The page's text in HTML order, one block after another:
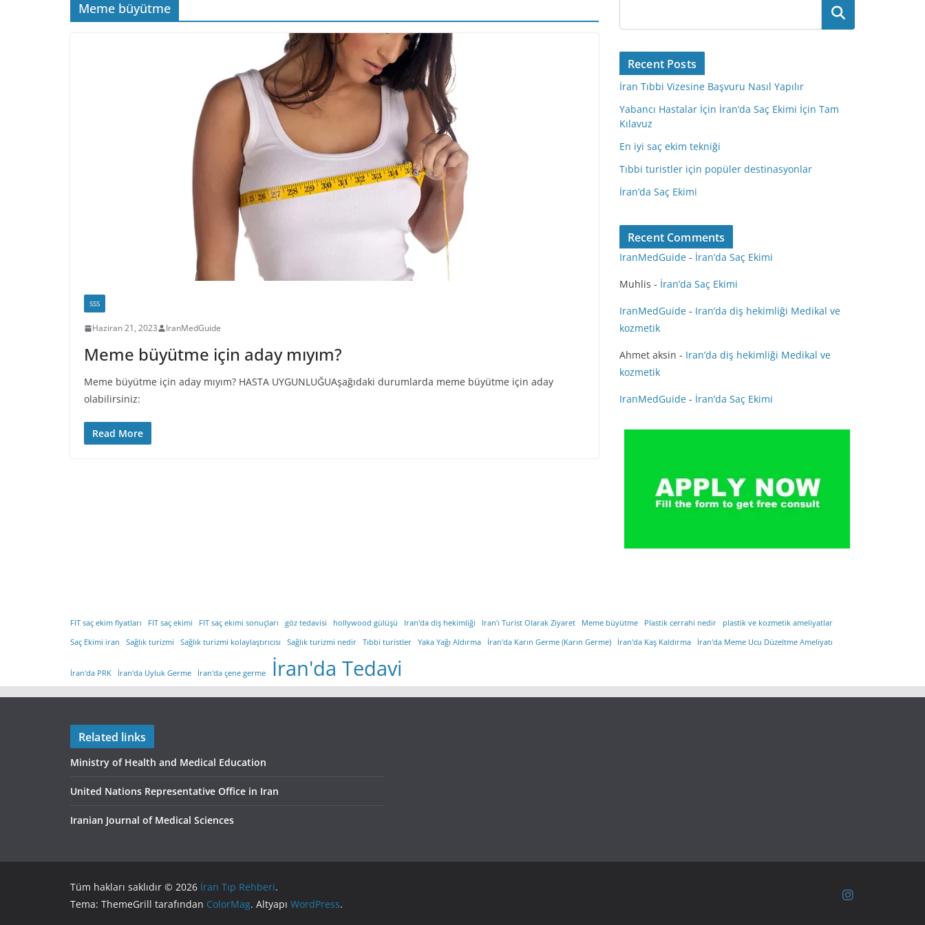
Meme büyütme
SSS
Haziran 21, 2023 IranMedGuide
Meme büyütme için aday mıyım?
Meme büyütme için aday mıyım? HASTA UYGUNLUĞUAşağıdaki durumlarda meme büyütme için aday
olabilirsiniz:
Read More
Ara
Recent Posts
İran Tıbbi Vizesine Başvuru Nasıl Yapılır
Yabancı Hastalar İçin İran’da Saç Ekimi İçin Tam
Kılavuz
En iyi saç ekim tekniği
Tıbbi turistler için popüler destinasyonlar
İran’da Saç Ekimi
Recent Comments
IranMedGuide - İran’da Saç Ekimi
Muhlis - İran’da Saç Ekimi
IranMedGuide - Iran’da diş hekimliği Medikal ve
kozmetik
Ahmet aksin - Iran’da diş hekimliği Medikal ve
kozmetik
IranMedGuide - İran’da Saç Ekimi
FIT saç ekim fiyatları FIT saç ekimi FIT saç ekimi sonuçları göz tedavisi hollywood gülüşü Iran'da diş hekimliği Iran'ı Turist Olarak Ziyaret Meme büyütme Plastik cerrahi nedir
plastik ve kozmetik ameliyatlar
Saç Ekimi iran
Sağlık turizmi Sağlık turizmi kolaylaştırıcısı Sağlık turizmi nedir Tıbbi turistler Yaka Yağı Aldırma İran'da Karın Germe (Karın Germe) İran'da Kaş Kaldırma İran'da Meme Ucu Düzeltme Ameliyatı
İran'da PRK İran'da Uyluk Germe İran'da çene germe İran'da Tedavi
Related links
Ministry of Health and Medical Education
United Nations Representative Office in Iran
Iranian Journal of Medical Sciences
Tüm hakları saklıdır © 2026 İran Tıp Rehberi.
Tema: ThemeGrill tarafından ColorMag. Altyapı WordPress.